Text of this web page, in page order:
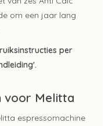
om een jaar lang
per
voor Melitta
espressomachine